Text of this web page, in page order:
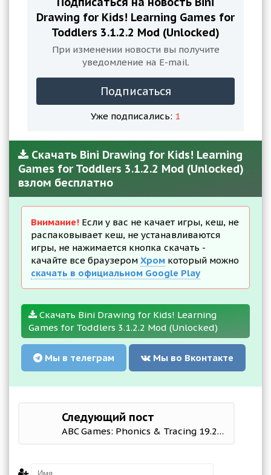
Drawing for Kids! Learning Games for
Toddlers 3.1.2.2 Mod (Unlocked)
При изменении новости вы получите
уведомление на E-mail.
Подписаться
Уже подписались: 1
Скачать Bini Drawing for Kids! Learning
Games for Toddlers 3.1.2.2 Mod (Unlocked)
взлом бесплатно
Внимание! Если у вас не качает игры, кеш, не
распаковывает кеш, не устанавливаются
игры, не нажимается кнопка скачать -
качайте все браузером Хром который можно
скачать в официальном Google Play
Скачать Bini Drawing for Kids! Learning
Games for Toddlers 3.1.2.2 Mod (Unlocked)
Мы в телеграм Мы во Вконтакте
Следующий пост
ABC Games: Phonics & Tracing 19.2 Mod (Premium)